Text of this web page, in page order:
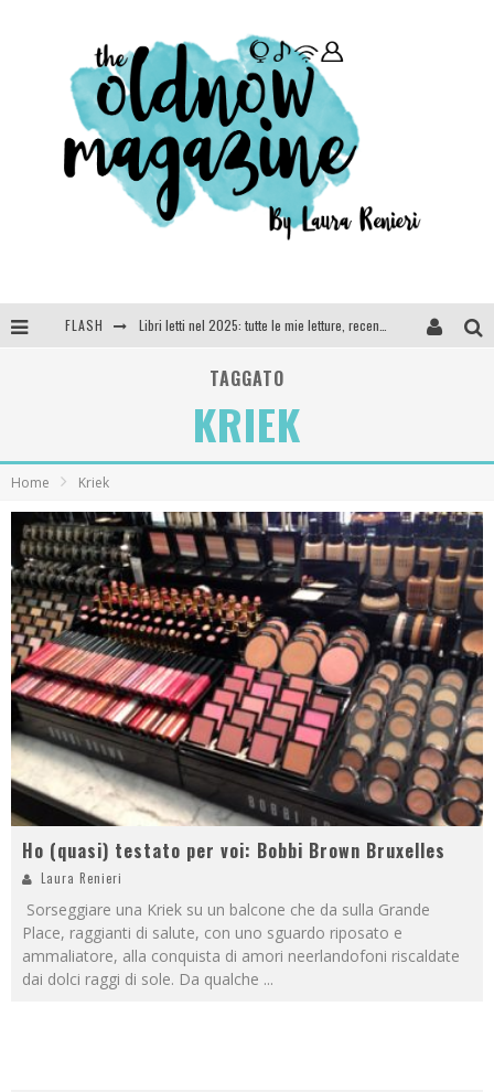
FLASH
SEE YOU AT 5 | Chanel
Anya Taylor-Joy, Jisoo e Willow Smith protagoniste della nuova campagna Dior Addict
TAGGATO
KRIEK
Home Kriek
Ho (quasi) testato per voi: Bobbi Brown Bruxelles
Laura Renieri
Sorseggiare una Kriek su un balcone che da sulla Grande
Place, raggianti di salute, con uno sguardo riposato e
ammaliatore, alla conquista di amori neerlandofoni riscaldate
dai dolci raggi di sole. Da qualche ...